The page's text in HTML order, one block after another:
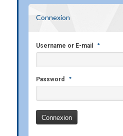
Connexion
Username or E-mail *
Password *